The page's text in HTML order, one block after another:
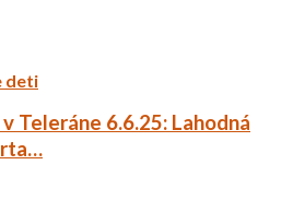
deti
Teleráne 6.6.25: Lahodná